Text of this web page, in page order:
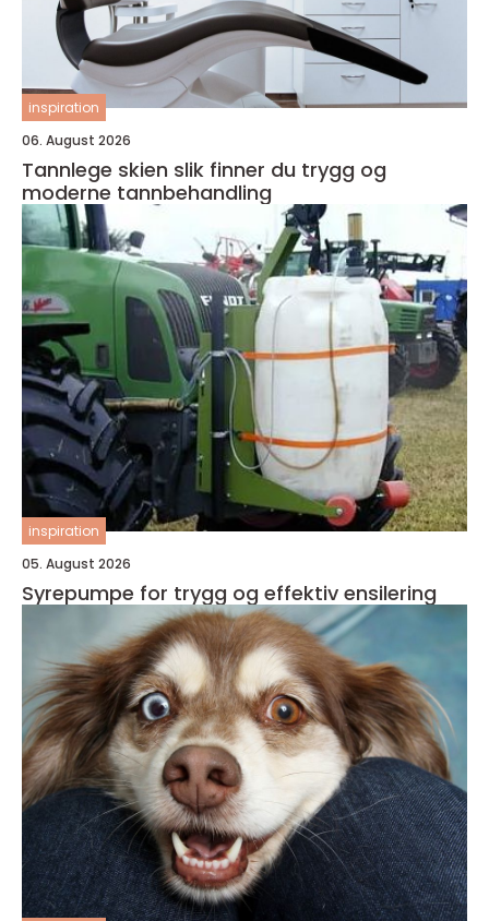
inspiration
06. August 2026
Tannlege skien slik finner du trygg og
moderne tannbehandling
inspiration
05. August 2026
Syrepumpe for trygg og effektiv ensilering